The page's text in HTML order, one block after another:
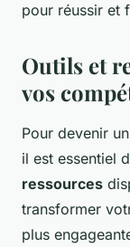
pour réussir et
Outils et
vos
Pour devenir
il est essentiel
ressources
transformer
plus